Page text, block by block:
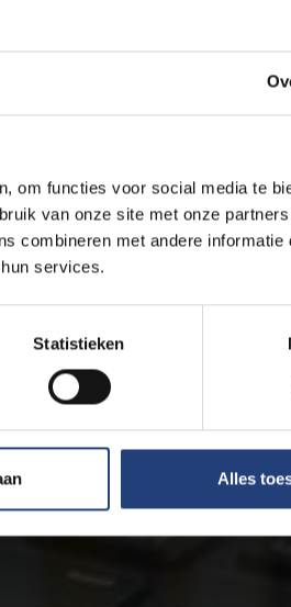
om functies voor social media te
van onze site met onze
combineren met andere informatie
services.
Statistieken
Alles